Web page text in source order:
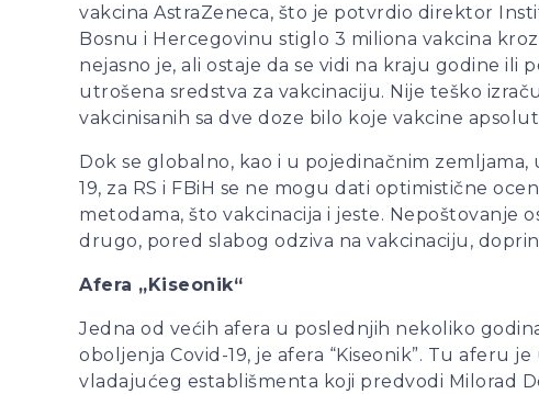
vakcina AstraZeneca, što je potvrdio direktor
Bosnu i Hercegovinu stiglo 3 miliona vakcina
nejasno je, ali ostaje da se vidi na kraju godine ili
utrošena sredstva za vakcinaciju. Nije teško
vakcinisanih sa dve doze bilo koje vakcine
Dok se globalno, kao i u pojedinačnim
19, za RS i FBiH se ne mogu dati optimistične
metodama, što vakcinacija i jeste. Nepoštovanje
drugo, pored slabog odziva na vakcinaciju,
Afera „Kiseonik“
Jedna od većih afera u poslednjih nekoliko
oboljenja Covid-19, je afera “Kiseonik”. Tu aferu
vladajućeg establišmenta koji predvodi Milorad